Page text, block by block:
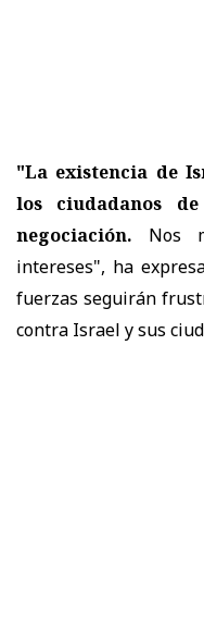
"La existencia de
los ciudadanos
negociación. Nos
intereses", ha
fuerzas seguirán
contra Israel y sus